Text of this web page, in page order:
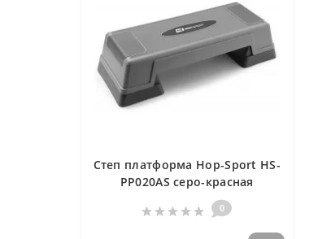
Степ платформа Hop-Sport HS-
PP020AS серо-красная
0